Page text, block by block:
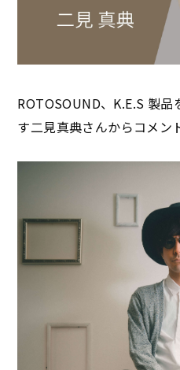
ROTOSOUND、K.E.S 製
す二見真典さんからコメン